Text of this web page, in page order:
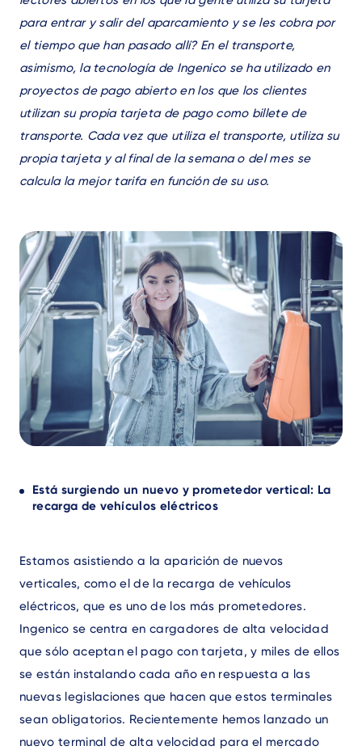
para entrar y salir del aparcamiento y se les cobra por
el tiempo que han pasado allí? En el transporte,
asimismo, la tecnología de Ingenico se ha utilizado en
proyectos de pago abierto en los que los clientes
utilizan su propia tarjeta de pago como billete de
transporte. Cada vez que utiliza el transporte, utiliza su
propia tarjeta y al final de la semana o del mes se
calcula la mejor tarifa en función de su uso.
TextEstá surgiendo un nuevo y prometedor vertical: La
recarga de vehículos eléctricos
Estamos asistiendo a la aparición de nuevos
verticales, como el de la recarga de vehículos
eléctricos, que es uno de los más prometedores.
Ingenico se centra en cargadores de alta velocidad
que sólo aceptan el pago con tarjeta, y miles de ellos
se están instalando cada año en respuesta a las
nuevas legislaciones que hacen que estos terminales
sean obligatorios. Recientemente hemos lanzado un
nuevo terminal de alta velocidad para el mercado